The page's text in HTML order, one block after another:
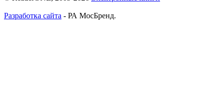
Разработка сайта - РА МосБренд.